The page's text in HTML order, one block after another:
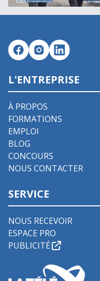
L'ENTREPRISE
À PROPOS
FORMATIONS
EMPLOI
BLOG
CONCOURS
NOUS CONTACTER
SERVICE
NOUS RECEVOIR
ESPACE PRO
PUBLICITÉ